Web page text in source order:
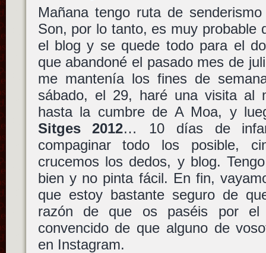
Mañana tengo ruta de
Son, por lo tanto, es muy probable
el blog y se quede todo para el
que abandoné el pasado mes de
me mantenía los fines de
sábado, el 29, haré una visita al
hasta la cumbre de A Moa, y
Sitges 2012… 10 días de
compaginar todo los posible,
crucemos los dedos, y blog.
bien y no pinta fácil. En fin,
que estoy bastante seguro de
razón de que os paséis por el
convencido de que alguno de
en Instagram.